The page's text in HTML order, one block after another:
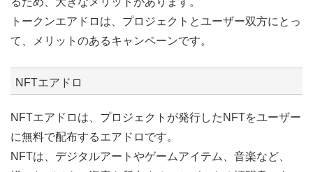
トークンエアドロは、プロジェクトとユーザー双方にとっ
て、メリットのあるキャンペーンです。
NFTエアドロ
NFTエアドロは、プロジェクトが発行したNFTをユーザー
に無料で配布するエアドロです。
NFTは、デジタルアートやゲームアイテム、音楽など、